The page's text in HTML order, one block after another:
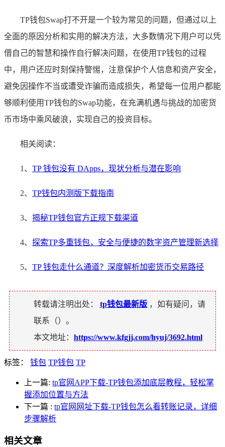
TP钱包Swap打不开是一个较为常见的问题，但通过以上
全面的原因分析和实用的解决方法，大多数情况下用户可以凭
借自己的智慧和操作自行解决问题，在使用TP钱包的过程
中，用户还应时刻保持警惕，注意保护个人信息和资产安全，
避免因操作不当或遭受诈骗而造成损失，希望每一位用户都能
够顺利使用TP钱包的Swap功能，在充满机遇与挑战的加密货
币市场中乘风破浪，实现自己的投资目标。
相关阅读：
1、 TP 钱包没有 DApps，现状分析与潜在影响
2、 TP钱包内测版下载指南
3、 揭秘TP钱包官方正规下载渠道
4、 探索TP多重钱包，安全与便捷的数字资产管理新选择
5、 TP 钱包走什么通道？深度解析加密货币交易路径
转载请注明出处： tp钱包最新版 ，如有疑问，请
联系（）。
本文地址： https://www.kfgjj.com/hyuj/3692.html
标签： 钱包 TP钱包 TP
上一篇: tp官网APP下载-TP钱包添加底层教程，轻松掌
握添加位置与方法
下一篇 : tp官网网址下载-TP钱包怎么看转账记录，详细
步骤解析
相关文章